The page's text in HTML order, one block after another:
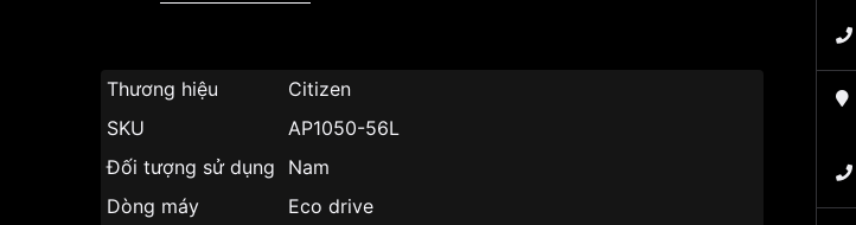
Thương hiệu
Citizen
SKU
AP1050-56L
Đối tượng sử dụng
Nam
Dòng máy
Eco drive